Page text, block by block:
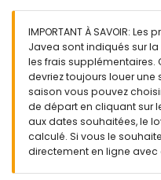
Extérieur de la villa
grand terrain clos
piscine privée
magnifique jardin avec
de jardin avec transats
3 terrasses, dont une
barbecue
douche extérieure
coin salon extérieur et
IMPORTANT À SAVOIR:
Javea sont indiqués sur
les frais supplémentaires.
devriez toujours louer une
saison vous pouvez
de départ en cliquant sur
aux dates souhaitées, le
calculé. Si vous le
directement en ligne